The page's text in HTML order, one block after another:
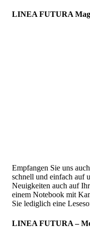
LINEA FUTURA
Empfangen Sie uns
schnell und einfach auf
Neuigkeiten auch auf
einem Notebook mit
Sie lediglich eine
LINEA FUTURA –